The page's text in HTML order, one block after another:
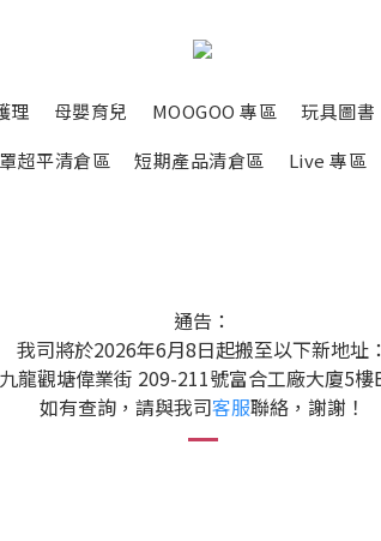
理 母嬰育兒 MOOGOO 專區 玩具圖書
超平清倉區 短期產品清倉區 Live 專區
通告：
我司將於2026年6月8日起搬至以下新地址：
九龍觀塘偉業街 209-211號富合工廠大廈5樓
如有查詢，請與我司客服聯絡，謝謝！